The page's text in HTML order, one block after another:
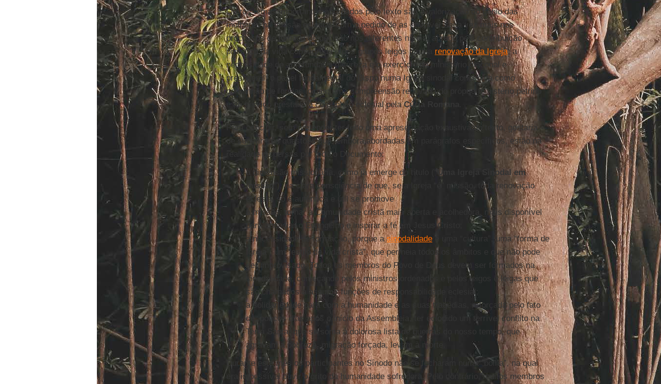
Outros temas importantes abordados pelo texto são a valorização do gênio das
mulheres na missão eclesial, com o pedido de as envolver cada vez mais nos
processos de tomada de decisão nos diferentes níveis; apreço pela contribuição
profética da vida consagrada e dos grupos leigos para a renovação da Igreja; a
necessidade de aprofundar a natureza e o exercício do ministério diaconal e
presbiteral; o papel fundamental do Bispo numa Igreja sinodal concebida como
comunhão de Igrejas locais; uma compreensão renovada do próprio ministério petrino
e do serviço prestado à comunhão eclesial pelaCúria Romana
Para concluir, sem pretender ter feito uma apresentação exaustiva do texto, gostaria
de sugerir três questões que, embora abordadas em parágrafos específicos, estão na
realidade dispersas por todo o Documento:
a dimensão missionária, como já emerge do título (“Uma Igreja Sinodal em
missão”), na clara consciência de que, se a Igreja “é” missão, toda renovação
eclesial só é autêntica e útil se promove
a missão, tornar a Comunidade cristã mais aberta e acolhedora, mais disponível
para anunciar o Evangelho e inspirar a fé em Jesus Cristo;
a necessidade de formação, porque asinodalidadeé uma “cultura”, uma “forma de
Igreja”, um “estilo de vida cristã”, que permeia todos os âmbitos e que não pode
ser improvisado. Todos os membros do Povo de Deus devem ser formados na
sinodalidade, começando pelos ministros ordenados e pelos leigos e leigas que
são chamados a assumir funções de responsabilidade eclesial;
a solidariedade para com a humanidade e as suas tragédias, reforçada pelo fato
de, poucos dias após o início da Assembleia, ter eclodido um terrível conflito na
Terra Santa, que se soma à dolorosa lista de guerras do nosso tempo, que
agravam a pobreza, migração forçada, levam à morte.
Durante este mês os participantes no Sínodo não se fecharam numa “bolha”, na qual
era impossível ouvir o grito da humanidade sofredora. Pelo contrário, muitos membros